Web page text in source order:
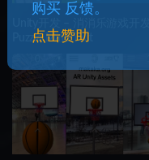
Puzzle Match Kit
购买 反馈。
点击赞助